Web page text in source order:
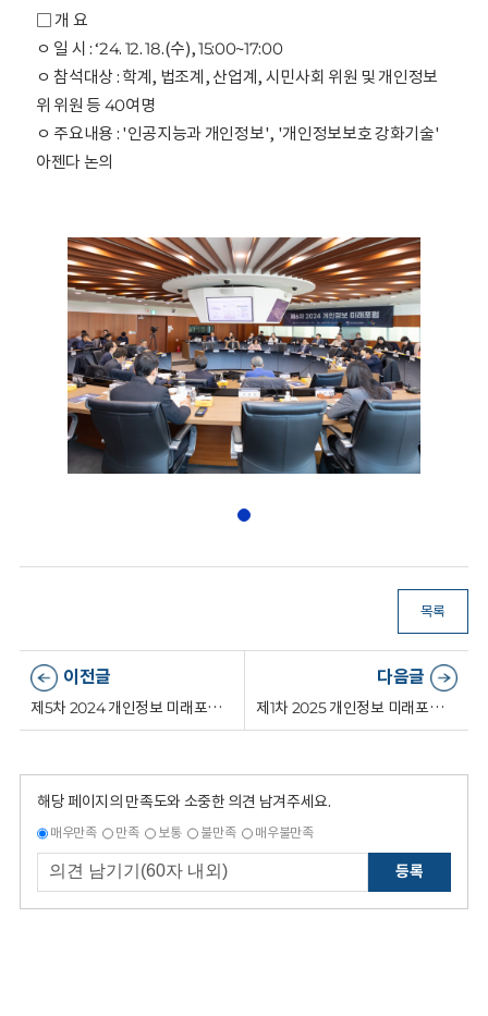
□ 개 요
ㅇ 일 시 : ‘24. 12. 18.(수), 15:00~17:00
ㅇ 참석대상 : 학계, 법조계, 산업계, 시민사회 위원 및 개인정보
위 위원 등 40여명
ㅇ 주요내용 : '인공지능과 개인정보', '개인정보보호 강화기술'
아젠다 논의
목록
이전글
제5차 2024 개인정보 미래포럼('24.10.16.)
다음글
제1차 2025 개인정보 미래포럼('25.02.27.)
해당 페이지의 만족도와 소중한 의견 남겨주세요.
매우만족 만족 보통 불만족 매우불만족
등록